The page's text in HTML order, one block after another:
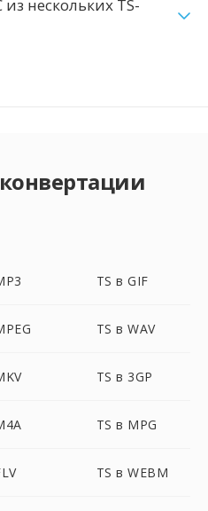
нескольких TS-
TS в GIF
TS в WAV
TS в 3GP
TS в MPG
TS в WEBM